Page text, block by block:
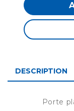
DESCRIPTION
Porte